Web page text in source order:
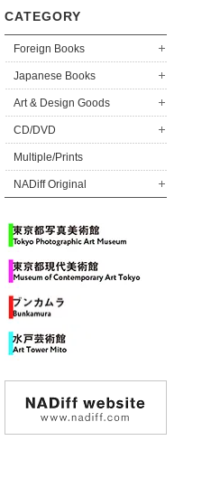
CATEGORY
Foreign Books
Japanese Books
Art & Design Goods
CD/DVD
Multiple/Prints
NADiff Original